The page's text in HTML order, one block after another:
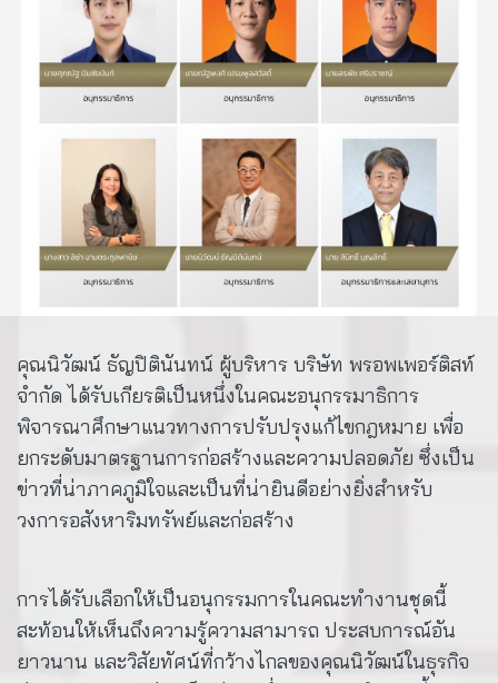
คุณนิวัฒน์ ธัญปิตินันทน์ ผู้บริหาร บริษัท พรอพเพอร์ติสท์
จำกัด ได้รับเกียรติเป็นหนึ่งในคณะอนุกรรมาธิการ
พิจารณาศึกษาแนวทางการปรับปรุงแก้ไขกฎหมาย เพื่อ
ยกระดับมาตรฐานการก่อสร้างและความปลอดภัย ซึ่งเป็น
ข่าวที่น่าภาคภูมิใจและเป็นที่น่ายินดีอย่างยิ่งสำหรับ
วงการอสังหาริมทรัพย์และก่อสร้าง
การได้รับเลือกให้เป็นอนุกรรมการในคณะทำงานชุดนี้
สะท้อนให้เห็นถึงความรู้ความสามารถ ประสบการณ์อัน
ยาวนาน และวิสัยทัศน์ที่กว้างไกลของคุณนิวัฒน์ในธุรกิจ